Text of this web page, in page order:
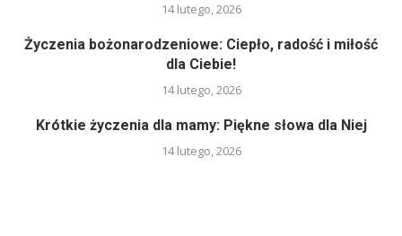
14 lutego, 2026
Życzenia bożonarodzeniowe: Ciepło, radość i miłość
dla Ciebie!
14 lutego, 2026
Krótkie życzenia dla mamy: Piękne słowa dla Niej
14 lutego, 2026